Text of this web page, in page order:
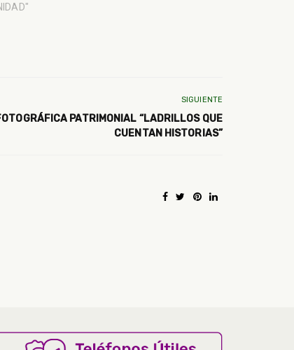
SIGUIENTE
PATRIMONIAL “LADRILLOS QUE
CUENTAN HISTORIAS”